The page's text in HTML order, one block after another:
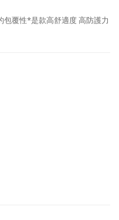
覆性*是款高舒適度 高防護力